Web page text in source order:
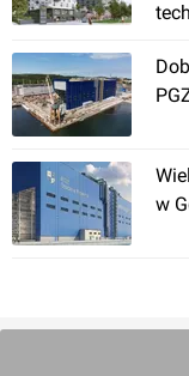
Białystok, Produkcyjna
Casa Baia
w